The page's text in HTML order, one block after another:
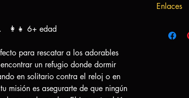
👩‍👧 6+ edad
para rescatar a los adorables
un refugio donde dormir
en solitario contra el reloj o en
misión es asegurarte de que ningún
Enlaces